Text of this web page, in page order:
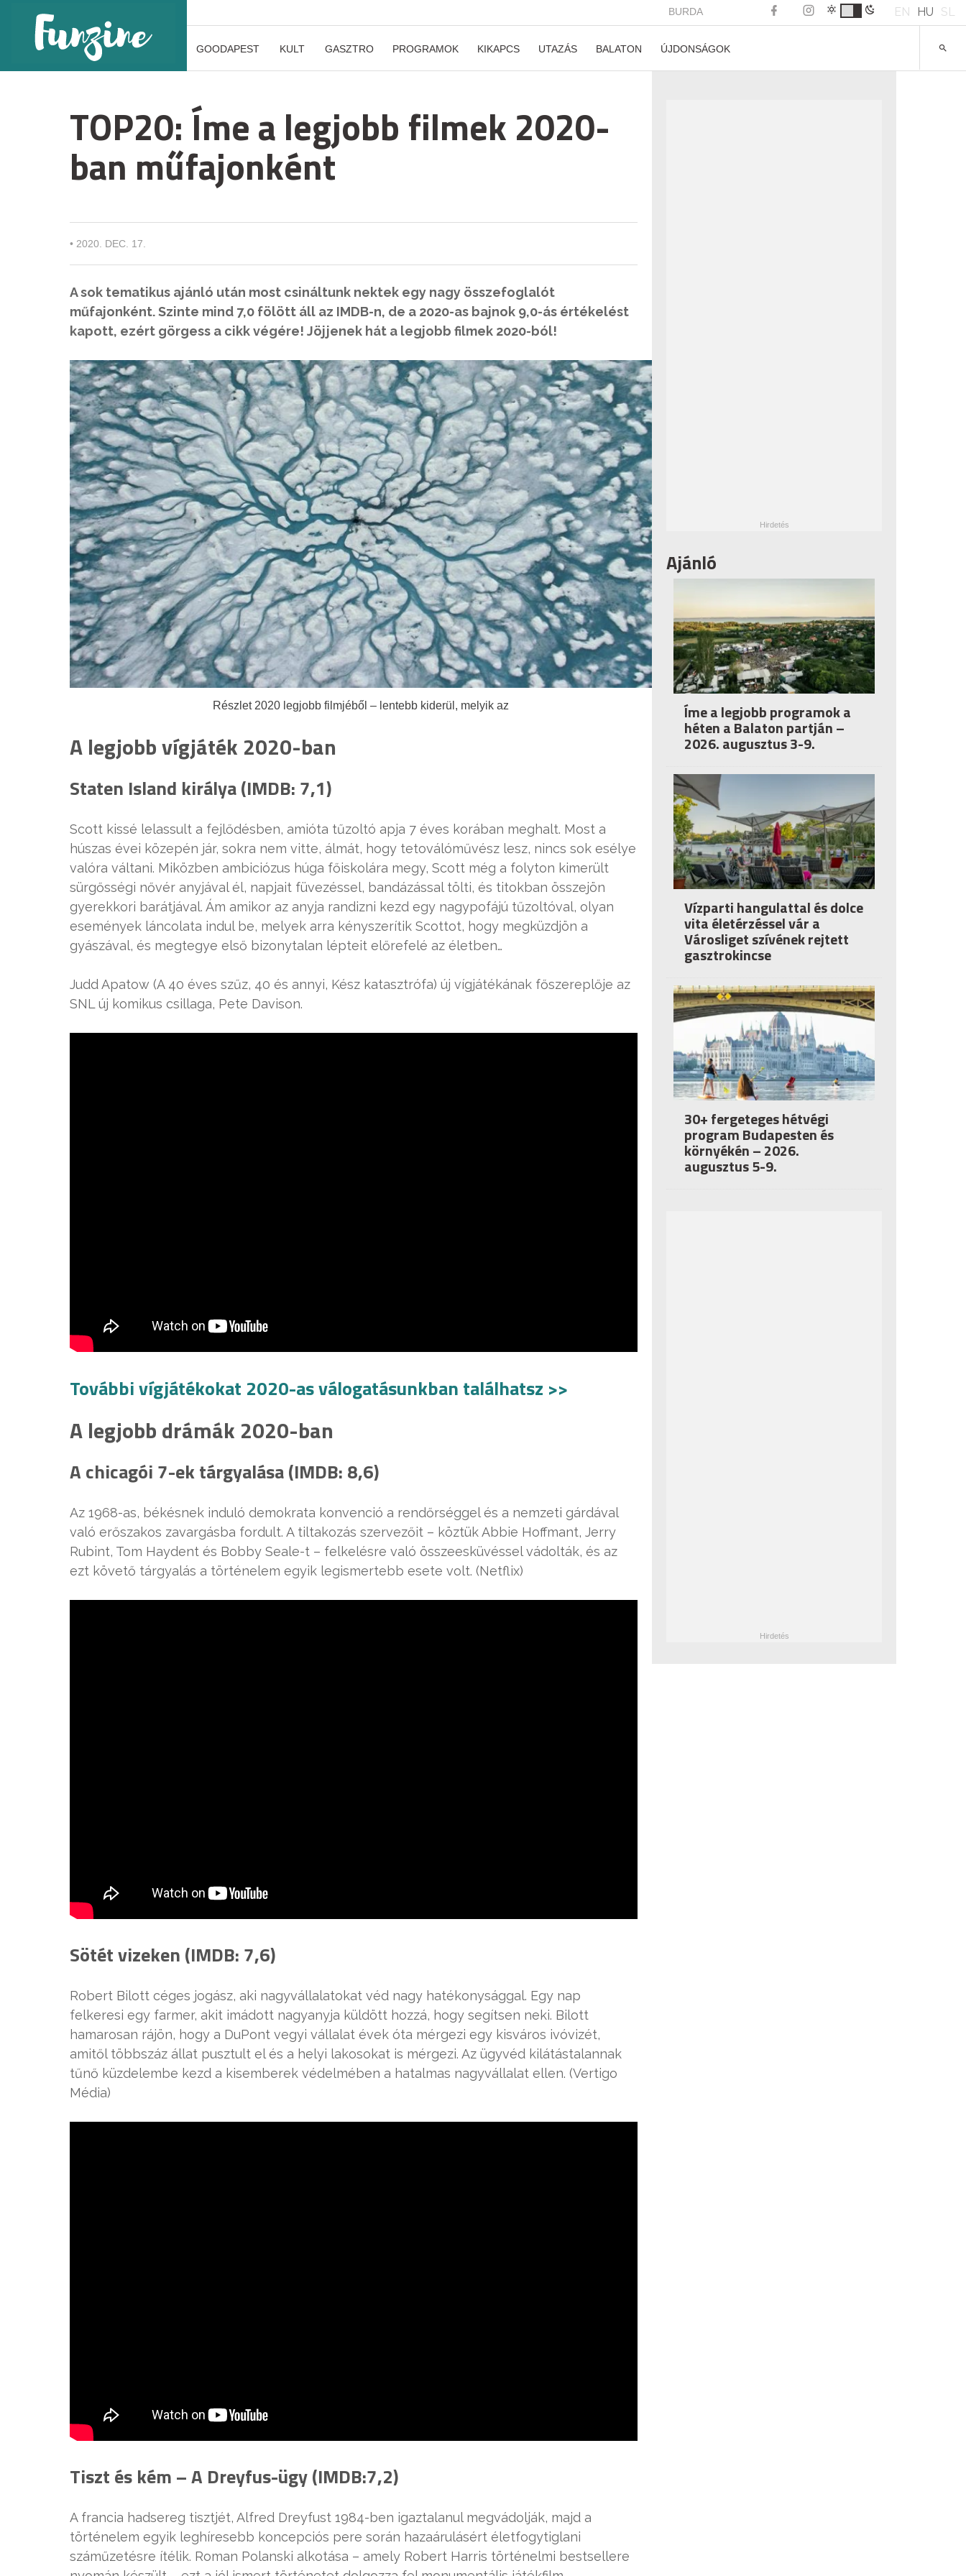
BURDA EN HU SL
GOODAPEST KULT GASZTRO PROGRAMOK KIKAPCS UTAZÁS BALATON ÚJDONSÁGOK
TOP20: Íme a legjobb filmek 2020-
ban műfajonként
• 2020. DEC. 17.
A sok tematikus ajánló után most csináltunk nektek egy nagy összefoglalót
műfajonként. Szinte mind 7,0 fölött áll az IMDB-n, de a 2020-as bajnok 9,0-ás értékelést
kapott, ezért görgess a cikk végére! Jöjjenek hát a legjobb filmek 2020-ból!
Részlet 2020 legjobb filmjéből – lentebb kiderül, melyik az
A legjobb vígjáték 2020-ban
Staten Island királya (IMDB: 7,1)
Scott kissé lelassult a fejlődésben, amióta tűzoltó apja 7 éves korában meghalt. Most a
húszas évei közepén jár, sokra nem vitte, álmát, hogy tetoválóművész lesz, nincs sok esélye
valóra váltani. Miközben ambiciózus húga főiskolára megy, Scott még a folyton kimerült
sürgősségi nővér anyjával él, napjait füvezéssel, bandázással tölti, és titokban összejön
gyerekkori barátjával. Ám amikor az anyja randizni kezd egy nagypofájú tűzoltóval, olyan
események láncolata indul be, melyek arra kényszerítik Scottot, hogy megküzdjön a
gyászával, és megtegye első bizonytalan lépteit előrefelé az életben…
Judd Apatow (A 40 éves szűz, 40 és annyi, Kész katasztrófa) új vígjátékának főszereplője az
SNL új komikus csillaga, Pete Davison.
További vígjátékokat 2020-as válogatásunkban találhatsz >>
A legjobb drámák 2020-ban
A chicagói 7-ek tárgyalása (IMDB: 8,6)
Az 1968-as, békésnek induló demokrata konvenció a rendőrséggel és a nemzeti gárdával
való erőszakos zavargásba fordult. A tiltakozás szervezőit – köztük Abbie Hoffmant, Jerry
Rubint, Tom Haydent és Bobby Seale-t – felkelésre való összeesküvéssel vádolták, és az
ezt követő tárgyalás a történelem egyik legismertebb esete volt. (Netflix)
Sötét vizeken (IMDB: 7,6)
Robert Bilott céges jogász, aki nagyvállalatokat véd nagy hatékonysággal. Egy nap
felkeresi egy farmer, akit imádott nagyanyja küldött hozzá, hogy segítsen neki. Bilott
hamarosan rájön, hogy a DuPont vegyi vállalat évek óta mérgezi egy kisváros ivóvizét,
amitől többszáz állat pusztult el és a helyi lakosokat is mérgezi. Az ügyvéd kilátástalannak
tűnő küzdelembe kezd a kisemberek védelmében a hatalmas nagyvállalat ellen. (Vertigo
Média)
Tiszt és kém – A Dreyfus-ügy (IMDB:7,2)
A francia hadsereg tisztjét, Alfred Dreyfust 1984-ben igaztalanul megvádolják, majd a
történelem egyik leghíresebb koncepciós pere során hazaárulásért életfogytiglani
száműzetésre ítélik. Roman Polanski alkotása – amely Robert Harris történelmi bestsellere
Ajánló
Íme a legjobb programok a
héten a Balaton partján –
2026. augusztus 3-9.
Vízparti hangulattal és dolce
vita életérzéssel vár a
Városliget szívének rejtett
gasztrokincse
30+ fergeteges hétvégi
program Budapesten és
környékén – 2026.
augusztus 5-9.